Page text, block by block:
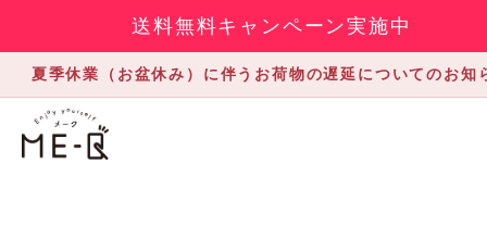
送料無料キャンペーン実施中
夏季休業（お盆休み）に伴うお荷物の遅延についてのお知